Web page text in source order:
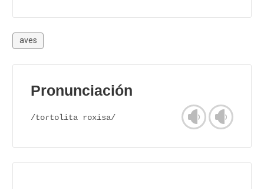
aves
Pronunciación
/toɾtolita roxisa/